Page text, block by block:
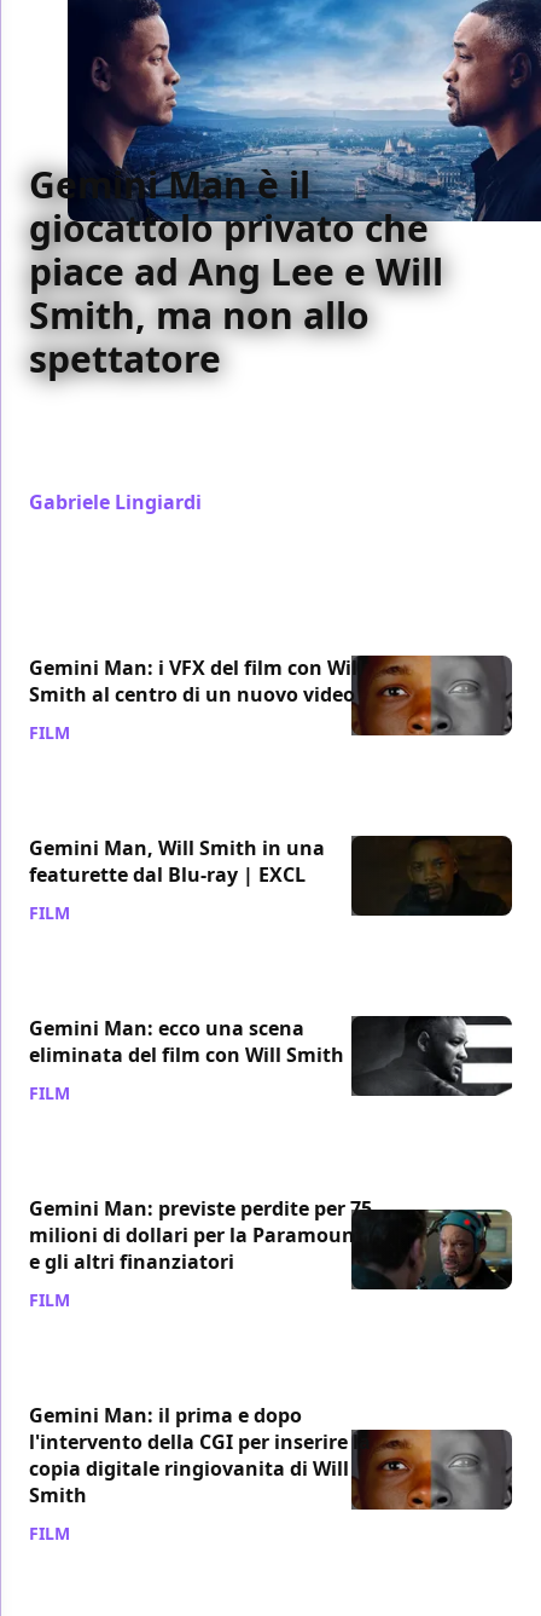
Gemini Man è il
giocattolo privato che
piace ad Ang Lee e Will
Smith, ma non allo
spettatore
Gabriele Lingiardi
Gemini Man: i VFX del film con Will
Smith al centro di un nuovo video
FILM
Gemini Man, Will Smith in una
featurette dal Blu-ray | EXCL
FILM
Gemini Man: ecco una scena
eliminata del film con Will Smith
FILM
Gemini Man: previste perdite per 75
milioni di dollari per la Paramount
e gli altri finanziatori
FILM
Gemini Man: il prima e dopo
l'intervento della CGI per inserire la
copia digitale ringiovanita di Will
Smith
FILM